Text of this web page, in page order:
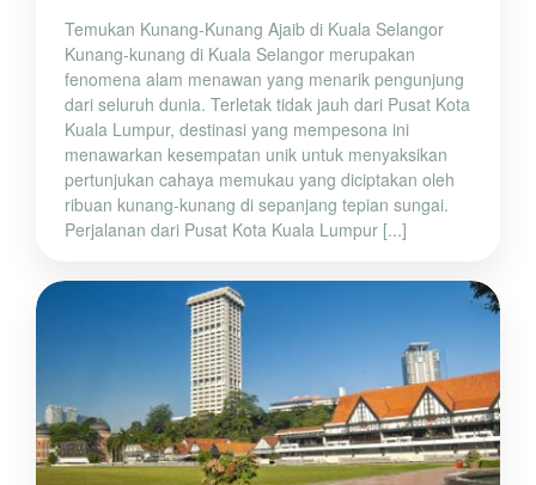
Temukan Kunang-Kunang Ajaib di Kuala Selangor
Kunang-kunang di Kuala Selangor merupakan
fenomena alam menawan yang menarik pengunjung
dari seluruh dunia. Terletak tidak jauh dari Pusat Kota
Kuala Lumpur, destinasi yang mempesona ini
menawarkan kesempatan unik untuk menyaksikan
pertunjukan cahaya memukau yang diciptakan oleh
ribuan kunang-kunang di sepanjang tepian sungai.
Perjalanan dari Pusat Kota Kuala Lumpur [...]